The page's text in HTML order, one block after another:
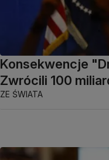
Konsekwencje
Zwrócili 100
ZE ŚWIATA